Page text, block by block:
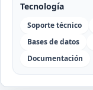
Tecnología
Soporte técnico
Bases de datos
Documentación